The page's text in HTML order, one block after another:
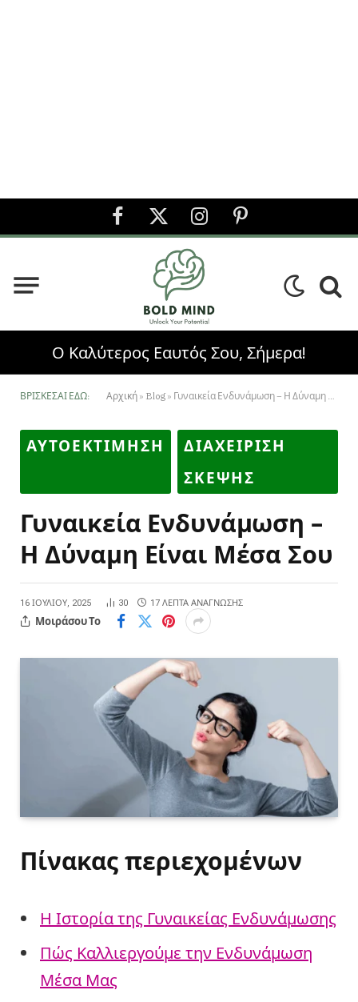
Facebook
X
(Twitter)
InstagramPinterest
Ο Καλύτερος Εαυτός Σου, Σήμερα!
ΒΡΊΣΚΕΣΑΙ ΕΔΏ: Αρχική» Blog» Γυναικεία Ενδυνάμωση – Η Δύναμη Είναι Μέσα Σου
ΑΥΤΟΕΚΤΙΜΗΣΗ
ΔΙΑΧΕΙΡΙΣΗ
ΣΚΕΨΗΣ
Γυναικεία Ενδυνάμωση –
Η Δύναμη Είναι Μέσα Σου
16 ΙΟΥΛΊΟΥ, 2025 30 17 ΛΕΠΤΆ ΑΝΆΓΝΩΣΗΣ
Μοιράσου Το
Πίνακας περιεχομένων
Η Ιστορία της Γυναικείας Ενδυνάμωσης
Πώς Καλλιεργούμε την Ενδυνάμωση
Μέσα Μας